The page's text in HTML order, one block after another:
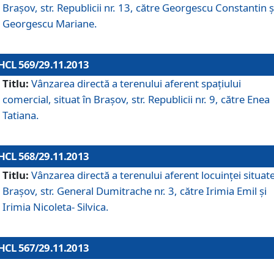
Braşov, str. Republicii nr. 13, către Georgescu Constantin
Georgescu Mariane.
569/29.11.2013
Titlu: Vânzarea directă a terenului aferent spaţiului
comercial, situat în Braşov, str. Republicii nr. 9, către Enea
Tatiana.
568/29.11.2013
Titlu: Vânzarea directă a terenului aferent locuinţei
Braşov, str. General Dumitrache nr. 3, către Irimia Emil şi
Irimia Nicoleta- Silvica.
567/29.11.2013